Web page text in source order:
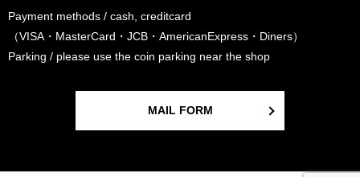
Payment methods / cash, creditcard
（VISA・MasterCard・JCB・AmericanExpress・Diners）
Parking / please use the coin parking near the shop
MAIL FORM